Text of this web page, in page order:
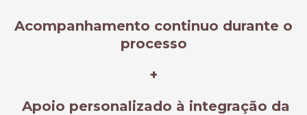
Acompanhamento continuo durante o
processo
+
Apoio personalizado à integração da